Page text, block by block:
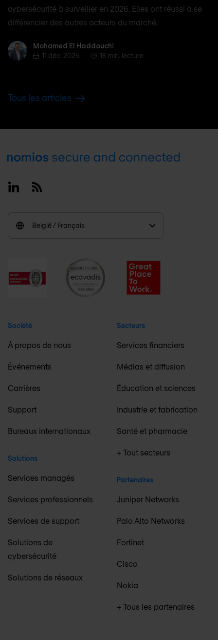
cybersécurité à surveiller en 2026. Elles ont réussi à se
différencier des autres acteurs du marché.
Mohamed El Haddouchi
Mohamed El Haddouchi
11 déc. 2025
18 min. lecture
Tous les articles
Footer
LinkedinRSS
België / Français
Société
À propos de nous
Événements
Carrières
Support
Bureaux internationaux
Solutions
Services managés
Services professionnels
Services de support
Solutions de
cybersécurité
Solutions de réseaux
Secteurs
Services financiers
Médias et diffusion
Éducation et sciences
Industrie et fabrication
Santé et pharmacie
+ Tout secteurs
Partenaires
Juniper Networks
Palo Alto Networks
Fortinet
Cisco
Nokia
+ Tous les partenaires